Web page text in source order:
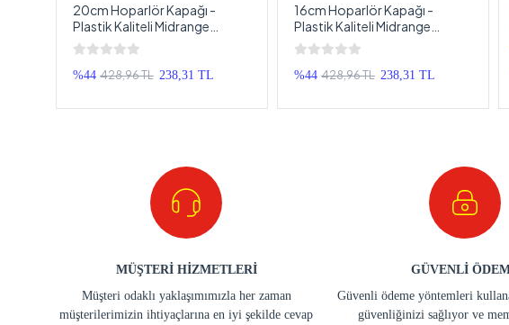
20cm Hoparlör Kapağı -
Plastik Kaliteli Midrange
Hoparlör Kapak 20cm - 2
Adet
%44 428,96 TL 238,31 TL
16cm Hoparlör Kapağı -
Plastik Kaliteli Midrange
Hoparlör Kapak 16 cm - 2 Adet
%44 428,96 TL 238,31 TL
MÜŞTERİ HİZMETLERİ
Müşteri odaklı yaklaşımımızla her zaman
müşterilerimizin ihtiyaçlarına en iyi şekilde cevap
GÜVENLİ
Güvenli ödeme yöntemleri
güvenliğinizi sağlıyor ve